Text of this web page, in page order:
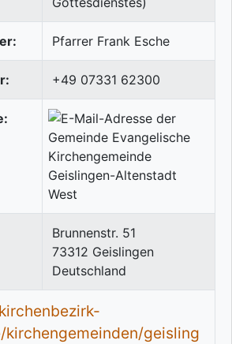
Pfarrer Frank Esche
+49 07331 62300
Brunnenstr. 51
73312 Geislingen
Deutschland
kirchengemeinden/geisling